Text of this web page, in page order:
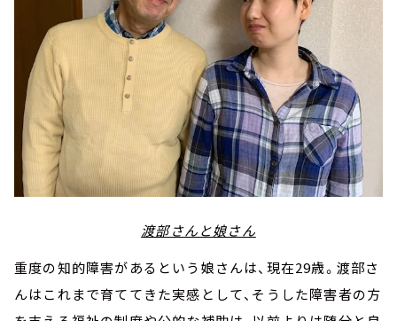
渡部さんと娘さん
重度の知的障害があるという娘さんは、現在29歳。渡部さ
んはこれまで育ててきた実感として、そうした障害者の方